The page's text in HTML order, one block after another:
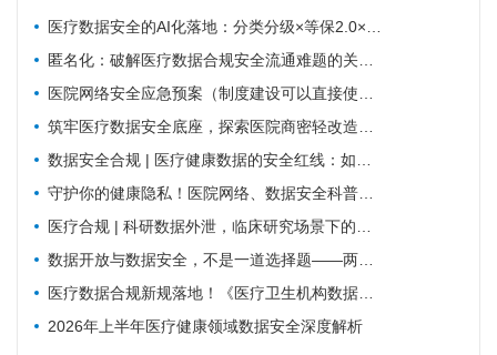
医疗数据安全的AI化落地：分类分级×等保2.0×国密
匿名化：破解医疗数据合规安全流通难题的关键路径
医院网络安全应急预案（制度建设可以直接使用版）
筑牢医疗数据安全底座，探索医院商密轻改造实践路径
数据安全合规 | 医疗健康数据的安全红线：如何平衡业务流转与合规监管？
守护你的健康隐私！医院网络、数据安全科普，请收好这份防护指南
医疗合规 | 科研数据外泄，临床研究场景下的数据安全
数据开放与数据安全，不是一道选择题——两份国家级文件背后的标准化逻辑
医疗数据合规新规落地！《医疗卫生机构数据安全和个人信息保护管理办法（试行）》核心解读与行动指南
2026年上半年医疗健康领域数据安全深度解析